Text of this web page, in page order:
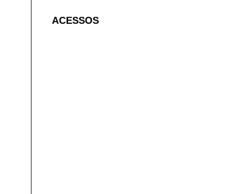
ACESSOS